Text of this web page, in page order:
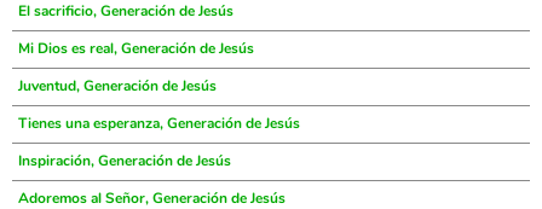
El sacrificio, Generación de Jesús
Mi Dios es real, Generación de Jesús
Juventud, Generación de Jesús
Tienes una esperanza, Generación de Jesús
Inspiración, Generación de Jesús
Adoremos al Señor, Generación de Jesús